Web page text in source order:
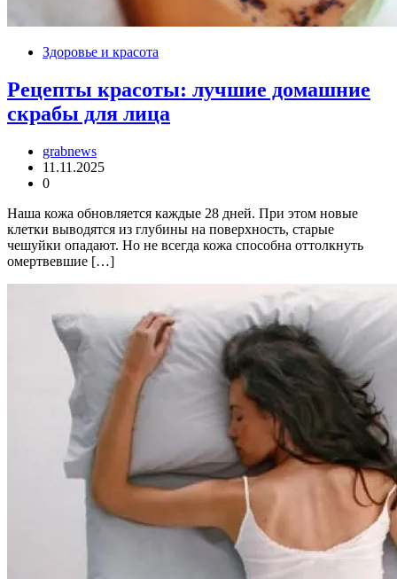
Здоровье и красота
Рецепты красоты: лучшие домашние
скрабы для лица
grabnews
11.11.2025
0
Наша кожа обновляется каждые 28 дней. При этом новые
клетки выводятся из глубины на поверхность, старые
чешуйки опадают. Но не всегда кожа способна оттолкнуть
омертвевшие […]